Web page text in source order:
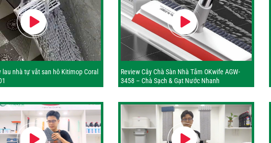
lau nhà tự vắt san hô Kitimop Coral
Review Cây Chà Sàn Nhà Tắm OKwife AGW-
3458 – Chà Sạch & Gạt Nước Nhanh